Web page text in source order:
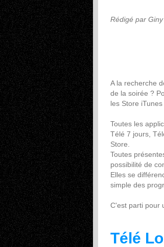
Rédigé par
A la recherche
de la soirée ?
les Store
Toutes les
Télé 7 jours,
Store.
Toutes
possibilité de
Elles se
simple des
C'est parti pour
Télé